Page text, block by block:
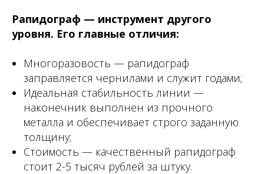
Рапидограф — инструмент другого
уровня. Его главные отличия:
Многоразовость — рапидограф
заправляется чернилами и служит годами;
Идеальная стабильность линии —
наконечник выполнен из прочного
металла и обеспечивает строго заданную
толщину;
Стоимость — качественный рапидограф
стоит 2-5 тысяч рублей за штуку.